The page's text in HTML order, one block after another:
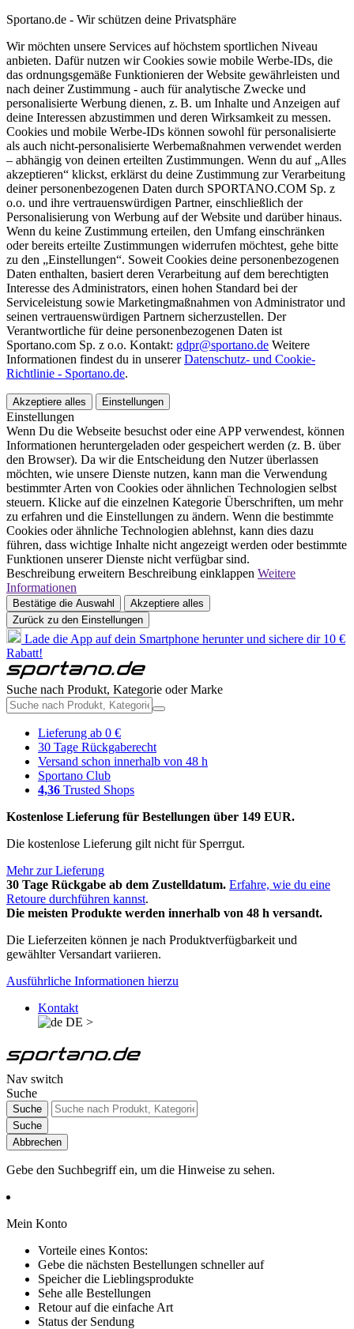
Sportano.de - Wir schützen deine Privatsphäre
Wir möchten unsere Services auf höchstem sportlichen Niveau
anbieten. Dafür nutzen wir Cookies sowie mobile Werbe-IDs, die
das ordnungsgemäße Funktionieren der Website gewährleisten und
nach deiner Zustimmung - auch für analytische Zwecke und
personalisierte Werbung dienen, z. B. um Inhalte und Anzeigen auf
deine Interessen abzustimmen und deren Wirksamkeit zu messen.
Cookies und mobile Werbe-IDs können sowohl für personalisierte
als auch nicht-personalisierte Werbemaßnahmen verwendet werden
– abhängig von deinen erteilten Zustimmungen. Wenn du auf „Alles
akzeptieren“ klickst, erklärst du deine Zustimmung zur Verarbeitung
deiner personenbezogenen Daten durch SPORTANO.COM Sp. z
o.o. und ihre vertrauenswürdigen Partner, einschließlich der
Personalisierung von Werbung auf der Website und darüber hinaus.
Wenn du keine Zustimmung erteilen, den Umfang einschränken
oder bereits erteilte Zustimmungen widerrufen möchtest, gehe bitte
zu den „Einstellungen“. Soweit Cookies deine personenbezogenen
Daten enthalten, basiert deren Verarbeitung auf dem berechtigten
Interesse des Administrators, einen hohen Standard bei der
Serviceleistung sowie Marketingmaßnahmen von Administrator und
seinen vertrauenswürdigen Partnern sicherzustellen. Der
Verantwortliche für deine personenbezogenen Daten ist
Sportano.com Sp. z o.o. Kontakt: gdpr@sportano.de Weitere
Informationen findest du in unsererDatenschutz- und Cookie-
Richtlinie - Sportano.de.
Akzeptiere alles Einstellungen
Einstellungen
Wenn Du die Webseite besuchst oder eine APP verwendest, können
Informationen heruntergeladen oder gespeichert werden (z. B. über
den Browser). Da wir die Entscheidung den Nutzer überlassen
möchten, wie unsere Dienste nutzen, kann man die Verwendung
bestimmter Arten von Cookies oder ähnlichen Technologien selbst
steuern. Klicke auf die einzelnen Kategorie Überschriften, um mehr
zu erfahren und die Einstellungen zu ändern. Wenn die bestimmte
Cookies oder ähnliche Technologien ablehnst, kann dies dazu
führen, dass wichtige Inhalte nicht angezeigt werden oder bestimmte
Funktionen unserer Dienste nicht verfügbar sind.
Beschreibung erweitern Beschreibung einklappen Weitere
Informationen
Bestätige die Auswahl
Akzeptiere alles
Zurück zu den Einstellungen
Lade die App auf dein Smartphone herunter und sichere dir 10 €
Rabatt!
Suche nach Produkt, Kategorie oder Marke
Lieferung ab 0 €
30 Tage Rückgaberecht
Versand schon innerhalb von 48 h
Sportano Club
4,36 Trusted Shops
Kostenlose Lieferung für Bestellungen über 149 EUR.
Die kostenlose Lieferung gilt nicht für Sperrgut.
Mehr zur Lieferung
30 Tage Rückgabe ab dem Zustelldatum. Erfahre, wie du eine
Retoure durchführen kannst.
Die meisten Produkte werden innerhalb von 48 h versandt.
Die Lieferzeiten können je nach Produktverfügbarkeit und
gewählter Versandart variieren.
Ausführliche Informationen hierzu
Kontakt
DE >
Nav switch
Suche
Suche
Suche
Abbrechen
Gebe den Suchbegriff ein, um die Hinweise zu sehen.
Mein Konto
Vorteile eines Kontos:
Gebe die nächsten Bestellungen schneller auf
Speicher die Lieblingsprodukte
Sehe alle Bestellungen
Retour auf die einfache Art
Status der Sendung